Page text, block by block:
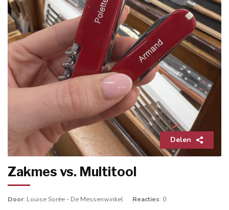
Delen
Zakmes vs. Multitool
Door: Louise Sorée - De Messenwinkel Reacties: 0